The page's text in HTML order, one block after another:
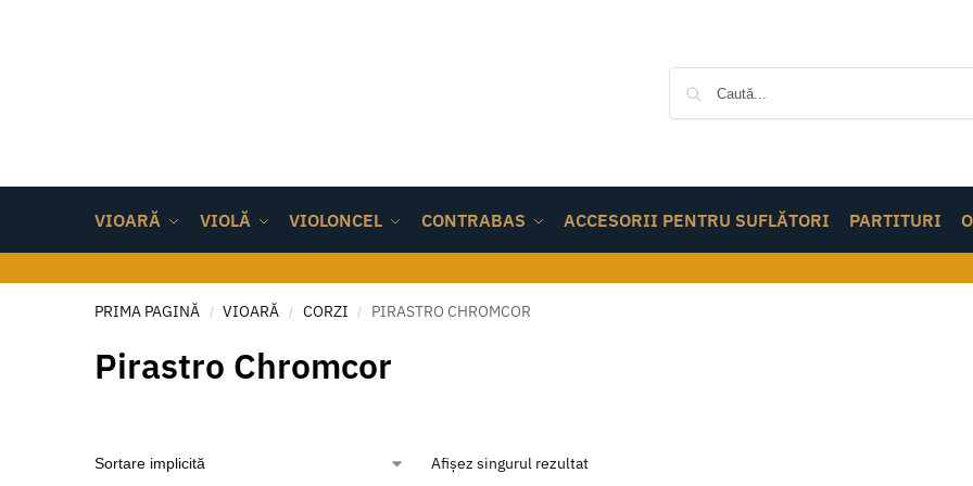
VIOARĂ VIOLĂ VIOLONCEL CONTRABAS ACCESORII PENTRU SUFLĂTORI PARTITURI
PRIMA PAGINĂ / VIOARĂ / CORZI / PIRASTRO CHROMCOR
Pirastro Chromcor
Afișez singurul rezultat